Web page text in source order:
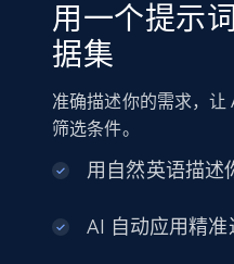
2.8K+
Seller id, URL, Seller
用一个提示
据集
准确描述你的需求，让
筛选条件。
用自然英语描述
AI 自动应用精准